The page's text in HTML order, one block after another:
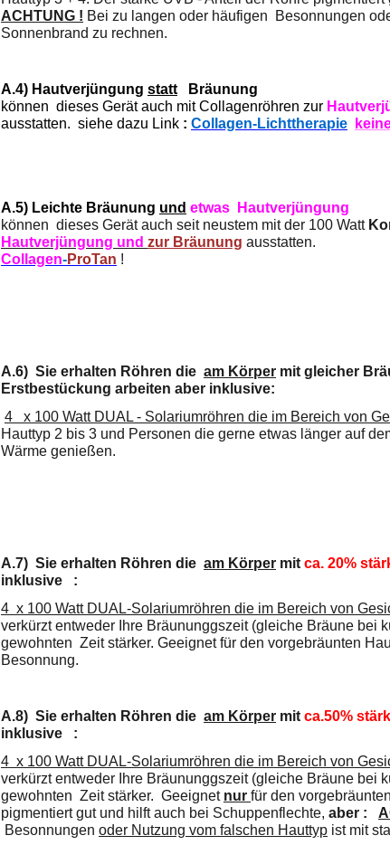
ACHTUNG ! Bei zu langen oder häufigen Besonnungen
Sonnenbrand zu rechnen.
A.4) Hautverjüngung statt
können dieses Gerät auch mit Collagenröhren zur
ausstatten. siehe dazu Link : Collagen-Lichttherapie
A.5) Leichte Bräunung und etwas Hautverjüngung
können dieses Gerät auch seit neustem mit der 100 Watt
Hautverjüngung und zur Bräunung
Collagen-ProTan !
A.6) Sie erhalten Röhren die am Körper mit gleicher
Erstbestückung arbeiten aber inklusive:
4 x 100 Watt DUAL - Solariumröhren die im Bereich von
Hauttyp 2 bis 3 und Personen die gerne etwas länger auf
Wärme genießen.
A.7) Sie erhalten Röhren die am Körper mit ca. 20%
inklusive :
4 x 100 Watt DUAL-Solariumröhren die im Bereich von
verkürzt entweder Ihre Bräununggszeit (gleiche Bräune bei
gewohnten Zeit stärker. Geeignet für den vorgebräunten
Besonnung.
A.8) Sie erhalten Röhren die am Körper mit ca.50%
inklusive :
4 x 100 Watt DUAL-Solariumröhren die im Bereich von
verkürzt entweder Ihre Bräununggszeit (gleiche Bräune bei
gewohnten Zeit stärker. Geeignet nur für den
pigmentiert gut und hilft auch bei Schuppenflechte, aber :
Besonnungen oder Nutzung vom falschen Hauttyp ist mit